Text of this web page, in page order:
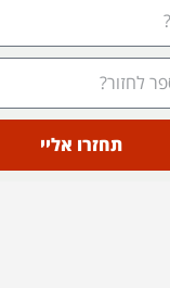
תחזרו אליי